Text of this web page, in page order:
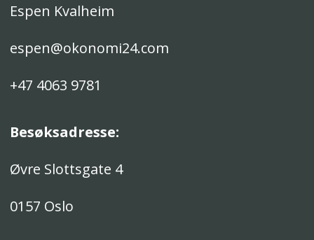
Espen Kvalheim
espen@okonomi24.com
+47 4063 9781
Besøksadresse:
Øvre Slottsgate 4
0157 Oslo